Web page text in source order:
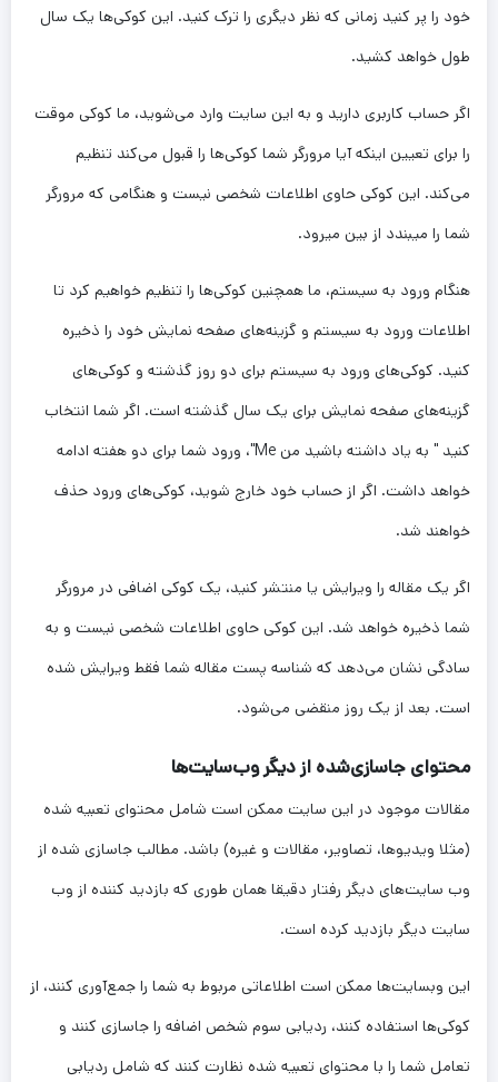
خود را پر کنید زمانی که نظر دیگری را ترک کنید. این کوکی‌ها یک سال
طول خواهد کشید.
اگر حساب کاربری دارید و به این سایت وارد می‌شوید، ما کوکی موقت
را برای تعیین اینکه آیا مرورگر شما کوکی‌ها را قبول می‌کند تنظیم
می‌کند. این کوکی حاوی اطلاعات شخصی نیست و هنگامی که مرورگر
شما را میبندد از بین میرود.
هنگام ورود به سیستم، ما همچنین کوکی‌ها را تنظیم خواهیم کرد تا
اطلاعات ورود به سیستم و گزینه‌های صفحه نمایش خود را ذخیره
کنید. کوکی‌های ورود به سیستم برای دو روز گذشته و کوکی‌های
گزینه‌های صفحه نمایش برای یک سال گذشته است. اگر شما انتخاب
کنید " به یاد داشته باشید من Me"، ورود شما برای دو هفته ادامه
خواهد داشت. اگر از حساب خود خارج شوید، کوکی‌های ورود حذف
خواهند شد.
اگر یک مقاله را ویرایش یا منتشر کنید، یک کوکی اضافی در مرورگر
شما ذخیره خواهد شد. این کوکی حاوی اطلاعات شخصی نیست و به
سادگی نشان می‌دهد که شناسه پست مقاله شما فقط ویرایش شده
است. بعد از یک روز منقضی می‌شود.
محتوای جاسازی‌شده از دیگر وب‌سایت‌ها
مقالات موجود در این سایت ممکن است شامل محتوای تعبیه شده
(مثلا ویدیوها، تصاویر، مقالات و غیره) باشد. مطالب جاسازی شده از
وب سایت‌های دیگر رفتار دقیقا همان طوری که بازدید کننده از وب
سایت دیگر بازدید کرده است.
این وبسایت‌ها ممکن است اطلاعاتی مربوط به شما را جمع‌آوری کنند، از
کوکی‌ها استفاده کنند، ردیابی سوم شخص اضافه را جاسازی کنند و
تعامل شما را با محتوای تعبیه شده نظارت کنند که شامل ردیابی